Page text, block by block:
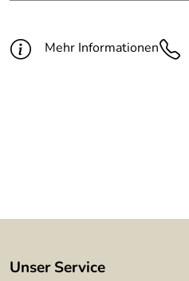
Mehr Informationen
Unser Service